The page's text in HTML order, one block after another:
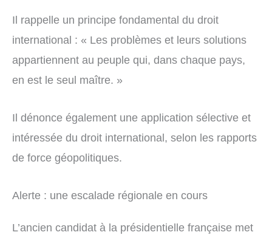
Il rappelle un principe fondamental du droit
international : « Les problèmes et leurs solutions
appartiennent au peuple qui, dans chaque pays,
en est le seul maître. »
Il dénonce également une application sélective et
intéressée du droit international, selon les rapports
de force géopolitiques.
Alerte : une escalade régionale en cours
L’ancien candidat à la présidentielle française met